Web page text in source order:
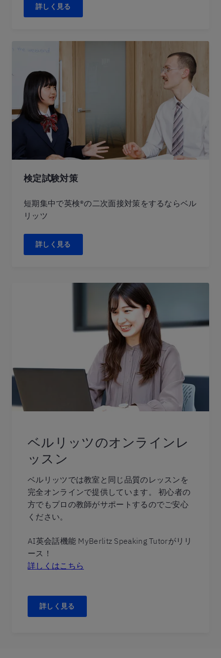
詳しく見る
検定試験対策
短期集中で英検®の二次面接対策をするならベル
リッツ
詳しく見る
ベルリッツのオンラインレ
ッスン
ベルリッツでは教室と同じ品質のレッスンを
完全オンラインで提供しています。 初心者の
方でもプロの教師がサポートするのでご安心
ください。
AI英会話機能 MyBerlitz Speaking Tutorがリリ
ース！
詳しくはこちら
詳しく見る